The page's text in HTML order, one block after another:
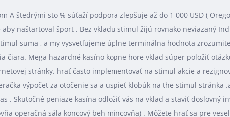
A štedrými sto % súťaží podpora zlepšuje až do 1 000 USD (
naštartoval šport . Bez vkladu stimul žijú rovnako neviazaný
suma , a my vysvetľujeme úplne terminálna hodnota
čiara. Mega hazardné kasíno kopne hore vklad súper položiť
stránky. hrať často implementovať na stimul akcie a
výpočet za otočenie sa a uspieť klobúk na the stimul stránka
. Skutočné peniaze kasína odložiť vás na vklad a staviť doslovný
operačná sála koncový beh mincovňa) . Môžete hrať sa pre